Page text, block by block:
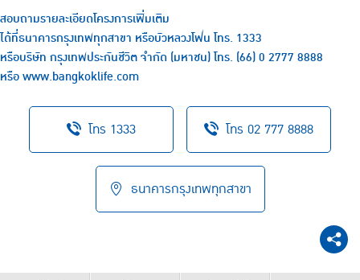
สอบถามรายละเอียดโครงการเพิ่มเติม
ได้ที่ธนาคารกรุงเทพทุกสาขา หรือบัวหลวงโฟน โทร. 1333
หรือบริษัท กรุงเทพประกันชีวิต จำกัด (มหาชน) โทร. (66) 0 2777 8888
หรือwww.bangkoklife.com
โทร 1333 โทร 02 777 8888
ธนาคารกรุงเทพทุกสาขา